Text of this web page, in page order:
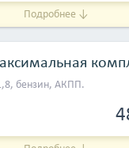
Подробнее ↓
бензин, АКПП.